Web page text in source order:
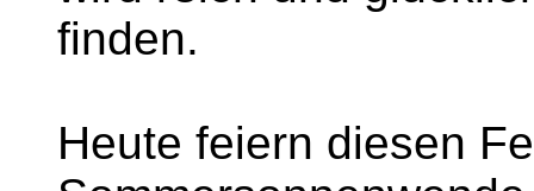
finden.
Heute feiern diesen